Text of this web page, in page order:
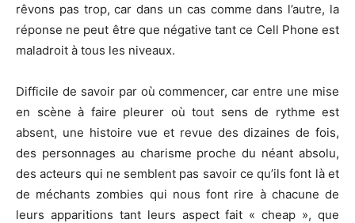
rêvons pas trop, car dans un cas comme dans l’autre, la
réponse ne peut être que négative tant ce Cell Phone est
maladroit à tous les niveaux.
Difficile de savoir par où commencer, car entre une mise
en scène à faire pleurer où tout sens de rythme est
absent, une histoire vue et revue des dizaines de fois,
des personnages au charisme proche du néant absolu,
des acteurs qui ne semblent pas savoir ce qu’ils font là et
de méchants zombies qui nous font rire à chacune de
leurs apparitions tant leurs aspect fait «cheap », que